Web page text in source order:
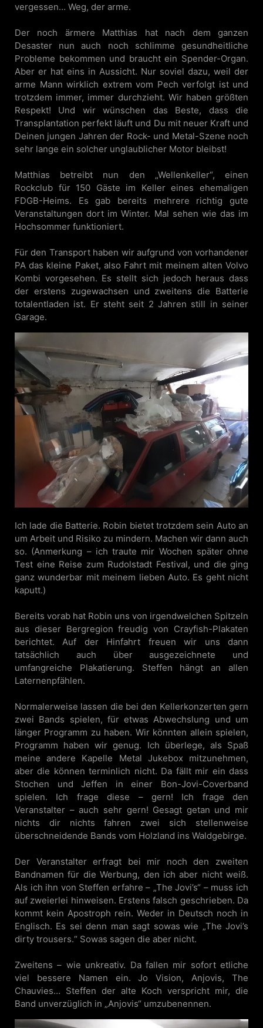
vergessen… Weg, der arme.
Der noch ärmere Matthias hat nach dem ganzen
Desaster nun auch noch schlimme gesundheitliche
Probleme bekommen und braucht ein Spender-Organ.
Aber er hat eins in Aussicht. Nur soviel dazu, weil der
arme Mann wirklich extrem vom Pech verfolgt ist und
trotzdem immer, immer durchzieht. Wir haben größten
Respekt! Und wir wünschen das Beste, dass die
Transplantation perfekt läuft und Du mit neuer Kraft und
Deinen jungen Jahren der Rock- und Metal-Szene noch
sehr lange ein solcher unglaublicher Motor bleibst!
Matthias betreibt nun den „Wellenkeller“, einen
Rockclub für 150 Gäste im Keller eines ehemaligen
FDGB-Heims. Es gab bereits mehrere richtig gute
Veranstaltungen dort im Winter. Mal sehen wie das im
Hochsommer funktioniert.
Für den Transport haben wir aufgrund von vorhandener
PA das kleine Paket, also Fahrt mit meinem alten Volvo
Kombi vorgesehen. Es stellt sich jedoch heraus dass
der erstens zugewachsen und zweitens die Batterie
totalentladen ist. Er steht seit 2 Jahren still in seiner
Garage.
Ich lade die Batterie. Robin bietet trotzdem sein Auto an
um Arbeit und Risiko zu mindern. Machen wir dann auch
so. (Anmerkung – ich traute mir Wochen später ohne
Test eine Reise zum Rudolstadt Festival, und die ging
ganz wunderbar mit meinem lieben Auto. Es geht nicht
kaputt.)
Bereits vorab hat Robin uns von irgendwelchen Spitzeln
aus dieser Bergregion freudig von Crayfish-Plakaten
berichtet. Auf der Hinfahrt freuen wir uns dann
tatsächlich auch über ausgezeichnete und
umfangreiche Plakatierung. Steffen hängt an allen
Laternenpfählen.
Normalerweise lassen die bei den Kellerkonzerten gern
zwei Bands spielen, für etwas Abwechslung und um
länger Programm zu haben. Wir könnten allein spielen,
Programm haben wir genug. Ich überlege, als Spaß
meine andere Kapelle Metal Jukebox mitzunehmen,
aber die können terminlich nicht. Da fällt mir ein dass
Stochen und Jeffen in einer Bon-Jovi-Coverband
spielen. Ich frage diese – gern! Ich frage den
Veranstalter – auch sehr gern! Gesagt getan und mir
nichts dir nichts fahren zwei sich stellenweise
überschneidende Bands vom Holzland ins Waldgebirge.
Der Veranstalter erfragt bei mir noch den zweiten
Bandnamen für die Werbung, den ich aber nicht weiß.
Als ich ihn von Steffen erfahre – „The Jovi’s“ – muss ich
auf zweierlei hinweisen. Erstens falsch geschrieben. Da
kommt kein Apostroph rein. Weder in Deutsch noch in
Englisch. Es sei denn man sagt sowas wie „The Jovi’s
dirty trousers.“ Sowas sagen die aber nicht.
Zweitens – wie unkreativ. Da fallen mir sofort etliche
viel bessere Namen ein. Jo Vision, Anjovis, The
Chauvies… Steffen der alte Koch verspricht mir, die
Band unverzüglich in „Anjovis“ umzubenennen.